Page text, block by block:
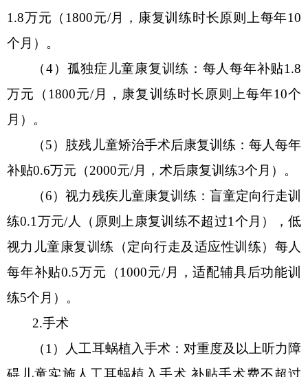
1.8万元（ 1800元/月，康复训练时长原则上每年10
个月） 。
（4） 孤独症儿童康复训练：每人每年补贴1.8
万元（ 1800元/月，康复训练时长原则上每年10个
月） 。
（5） 肢残儿童矫治手术后康复训练：每人每年
补贴0.6万元 （2000元/月，术后康复训练3个月）。
（6）视力残疾儿童康复训练：盲童定向行走训
练0.1万元/人（原则上康复训练不超过1个月），低
视力儿童康复训练（定向行走及适应性训练）每人
每年补贴0.5万元 （1000元/月，适配辅具后功能训
练5个月）。
2.手术
（1 ）
人工耳蜗植入手术：对重度及以上听力障
碍儿童实施人工耳蜗植入手术,补贴手术费不超过